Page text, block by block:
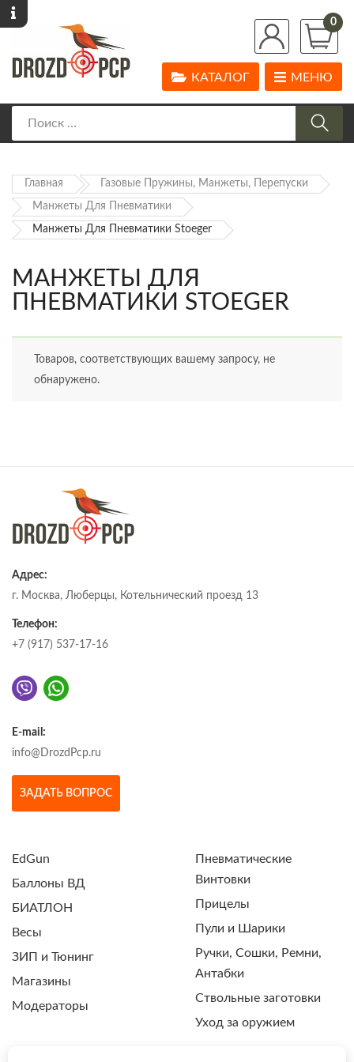
0
МЕНЮ
КАТАЛОГ
Главная Газовые Пружины, Манжеты, Перепуски
Манжеты Для Пневматики
Манжеты Для Пневматики Stoeger
МАНЖЕТЫ ДЛЯ
ПНЕВМАТИКИ STOEGER
Товаров, соответствующих вашему запросу, не
обнаружено.
Адрес:
г. Москва, Люберцы, Котельнический проезд 13
Телефон:
+7 (917) 537-17-16
E-mail:
info@DrozdPcp.ru
ЗАДАТЬ ВОПРОС
EdGun
Баллоны ВД
БИАТЛОН
Весы
ЗИП и Тюнинг
Магазины
Модераторы
Пневматические
Винтовки
Прицелы
Пули и Шарики
Ручки, Сошки, Ремни,
Антабки
Ствольные заготовки
Уход за оружием